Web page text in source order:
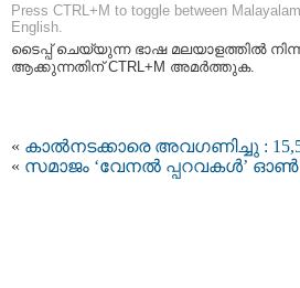
Press CTRL+M to toggle between
English.
ടൈപ്പ്‌ ചെയ്യുന്ന ഭാഷ മലയാളത്തില്‍
ആക്കുന്നതിന് CTRL+M അമര്‍ത്തുക.
« കാൽനടക്കാരെ അവഗണിച്ചു :
« സമാജം ‘വേനൽ പ്പറവകൾ’